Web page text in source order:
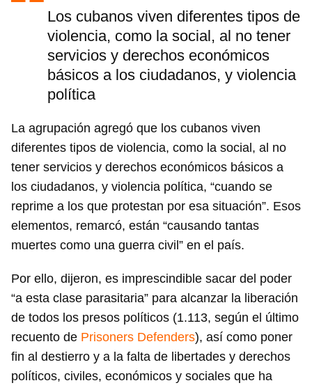
Los cubanos viven diferentes tipos de
violencia, como la social, al no tener
servicios y derechos económicos
básicos a los ciudadanos, y violencia
política
La agrupación agregó que los cubanos viven
diferentes tipos de violencia, como la social, al no
tener servicios y derechos económicos básicos a
los ciudadanos, y violencia política, “cuando se
reprime a los que protestan por esa situación”. Esos
elementos, remarcó, están “causando tantas
muertes como una guerra civil” en el país.
Por ello, dijeron, es imprescindible sacar del poder
“a esta clase parasitaria” para alcanzar la liberación
de todos los presos políticos (1.113, según el último
recuento de Prisoners Defenders), así como poner
fin al destierro y a la falta de libertades y derechos
políticos, civiles, económicos y sociales que ha